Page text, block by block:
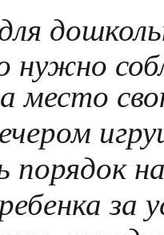
нужно
место
порядок
за